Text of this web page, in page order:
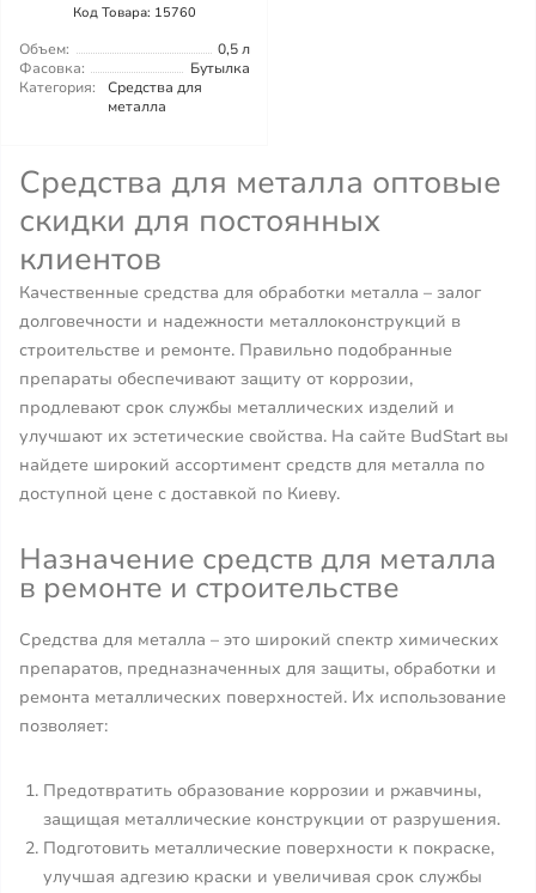
Код Товара: 15760
Объем:
0,5 л
Фасовка:
Бутылка
Категория:
Средства для
металла
Средства для металла оптовые
скидки для постоянных
клиентов
Качественные средства для обработки металла – залог
долговечности и надежности металлоконструкций в
строительстве и ремонте. Правильно подобранные
препараты обеспечивают защиту от коррозии,
продлевают срок службы металлических изделий и
улучшают их эстетические свойства. На сайте BudStart вы
найдете широкий ассортимент средств для металла по
доступной цене с доставкой по Киеву.
Назначение средств для металла
в ремонте и строительстве
Средства для металла – это широкий спектр химических
препаратов, предназначенных для защиты, обработки и
ремонта металлических поверхностей. Их использование
позволяет:
Предотвратить образование коррозии и ржавчины,
защищая металлические конструкции от разрушения.
Подготовить металлические поверхности к покраске,
улучшая адгезию краски и увеличивая срок службы